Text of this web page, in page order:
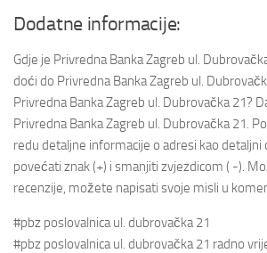
Dodatne informacije:
Gdje je Privredna Banka Zagreb ul.
doći do Privredna Banka Zagreb ul.
Privredna Banka Zagreb ul. Dubrovačka 21?
Privredna Banka Zagreb ul. Dubrovačka 21.
redu detaljne informacije o adresi kao
povećati znak (+) i smanjiti zvjezdicom ( -).
recenzije, možete napisati svoje misli u
#pbz poslovalnica ul. dubrovačka 21
#pbz poslovalnica ul. dubrovačka 21 radno